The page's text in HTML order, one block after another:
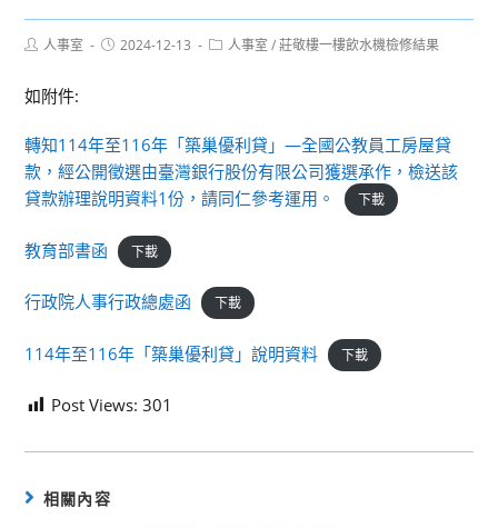
Post人事室
Post2024-12-13
Post人事室 / 莊敬樓一樓飲水機檢修結果
如附件:
轉知114年至116年「築巢優利貸」—全國公教員工房屋貸
款，經公開徵選由臺灣銀行股份有限公司獲選承作，檢送該
貸款辦理說明資料1份，請同仁參考運用。
下載
教育部書函 下載
行政院人事行政總處函 下載
114年至116年「築巢優利貸」說明資料 下載
Post Views: 301
相關內容